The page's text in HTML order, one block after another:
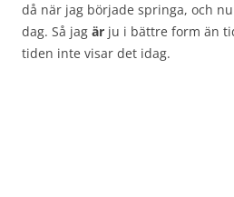
då när jag började springa, och
dag. Så jag är ju i bättre form än
tiden inte visar det idag.